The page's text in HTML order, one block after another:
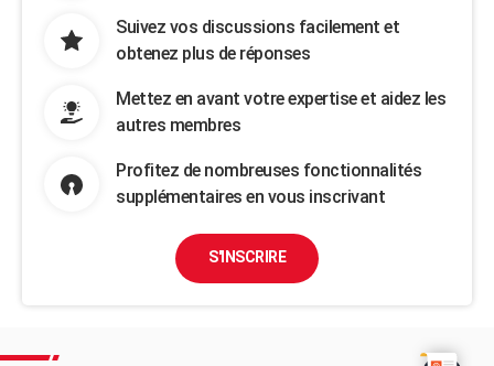
Suivez vos discussions facilement et
obtenez plus de réponses
Mettez en avant votre expertise et aidez les
autres membres
Profitez de nombreuses fonctionnalités
supplémentaires en vous inscrivant
S'INSCRIRE